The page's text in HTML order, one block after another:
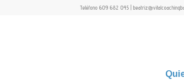
Teléfono 609 682 045 |